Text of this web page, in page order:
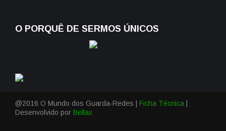
O PORQUÊ DE SERMOS ÚNICOS
@2016 O Mundo dos Guarda-Redes | Ficha Técnica
Desenvolvido por Bellax